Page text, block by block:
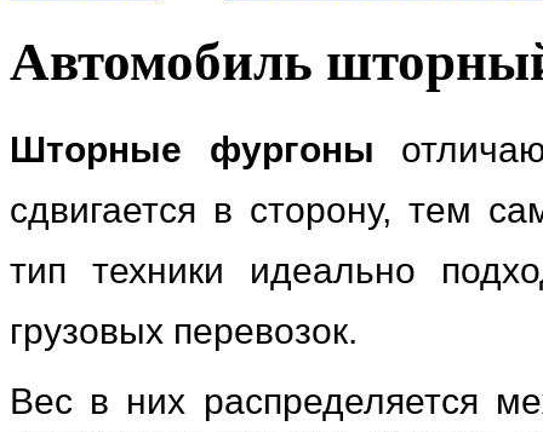
Автомобиль
Шторные фургоны
сдвигается в сторону, тем
тип техники идеально
грузовых перевозок.
Вес в них распределяется